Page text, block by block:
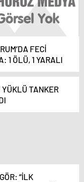
FECİ
1 ÖLÜ, 1 YARALI
YÜKLÜ TANKER
“İLK